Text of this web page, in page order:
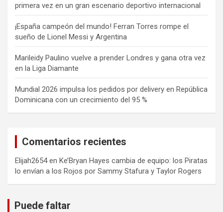
primera vez en un gran escenario deportivo internacional
¡España campeón del mundo! Ferran Torres rompe el
sueño de Lionel Messi y Argentina
Marileidy Paulino vuelve a prender Londres y gana otra vez
en la Liga Diamante
Mundial 2026 impulsa los pedidos por delivery en República
Dominicana con un crecimiento del 95 %
Comentarios recientes
Elijah2654en Ke’Bryan Hayes cambia de equipo: los Piratas
lo envían a los Rojos por Sammy Stafura y Taylor Rogers
Puede faltar